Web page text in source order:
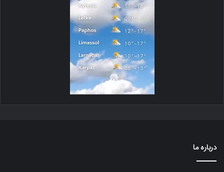
درباره ما